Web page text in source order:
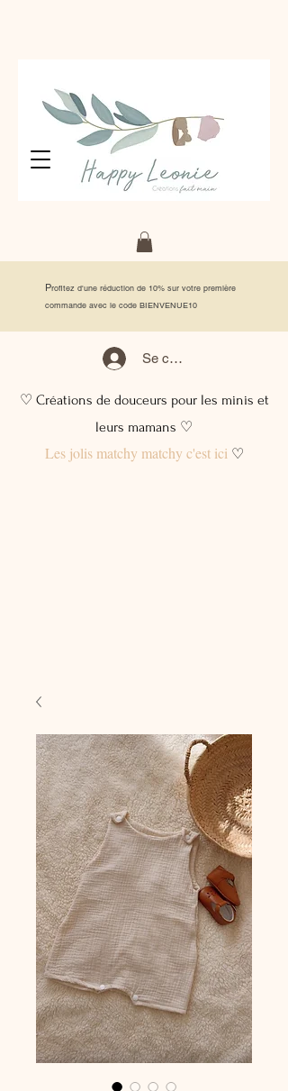
Profitez d'une réduction de 10% sur votre première
commande avec le code BIENVENUE10
Se connecter
♡ Créations de douceurs pour les minis et
leurs mamans ♡
Les jolis matchy matchy c'est ici♡